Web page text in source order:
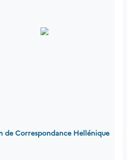
de Correspondance Hellénique